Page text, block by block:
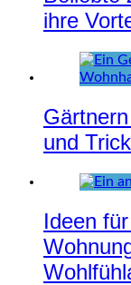
ihre
und
Ideen